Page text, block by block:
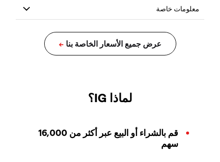
لماذا IG؟
قم بالشراء أو البيع عبر أكثر من 16,000
سهم